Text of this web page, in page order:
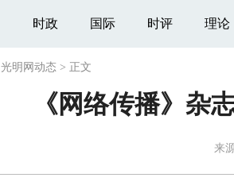
时政 国际 时评 理论
光明网动态 > 正文
《网络传播》杂
来